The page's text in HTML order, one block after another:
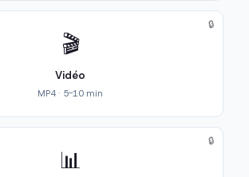
🎬
Vidéo
MP4 · 5-10 min
🔒
📊
🔒